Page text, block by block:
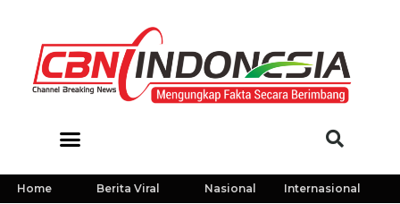
Home Berita Viral Nasional Internasional